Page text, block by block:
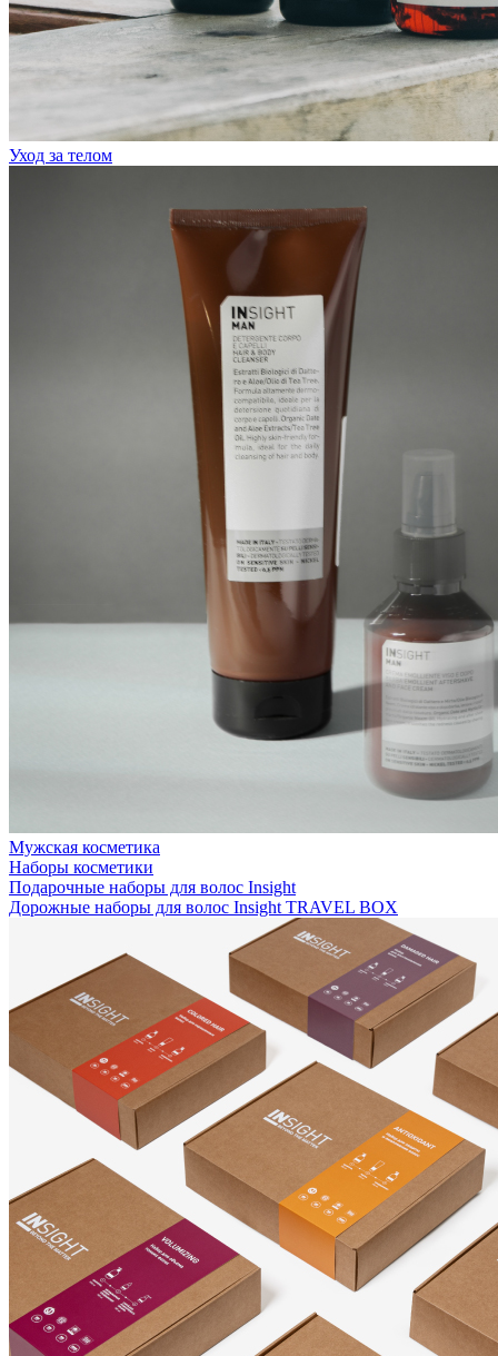
Уход за телом
Мужская косметика
Наборы косметики
Подарочные наборы для волос Insight
Дорожные наборы для волос Insight TRAVEL BOX